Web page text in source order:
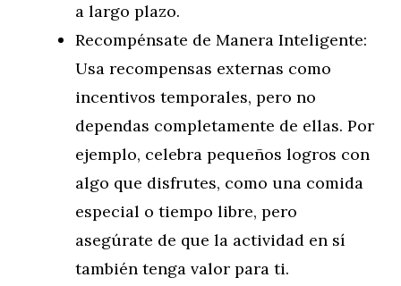
a largo plazo.
Recompénsate de Manera Inteligente:
Usa recompensas externas como
incentivos temporales, pero no
dependas completamente de ellas. Por
ejemplo, celebra pequeños logros con
algo que disfrutes, como una comida
especial o tiempo libre, pero
asegúrate de que la actividad en sí
también tenga valor para ti.